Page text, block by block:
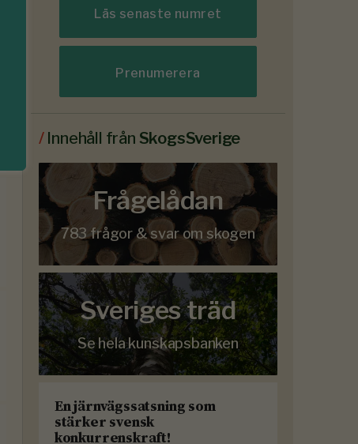
Läs senaste numret
Prenumerera
/ Innehåll från SkogsSverige
Frågelådan
783 frågor & svar om skogen
Sveriges träd
Se hela kunskapsbanken
En järnvägssatsning som
stärker svensk
konkurrenskraft!